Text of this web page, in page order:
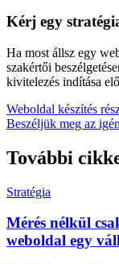
Kérj egy
Ha most állsz egy
szakértői
kivitelezés indítása
Weboldal készítés
Beszéljük meg az
További
Stratégia
Mérés nélkül
weboldal egy